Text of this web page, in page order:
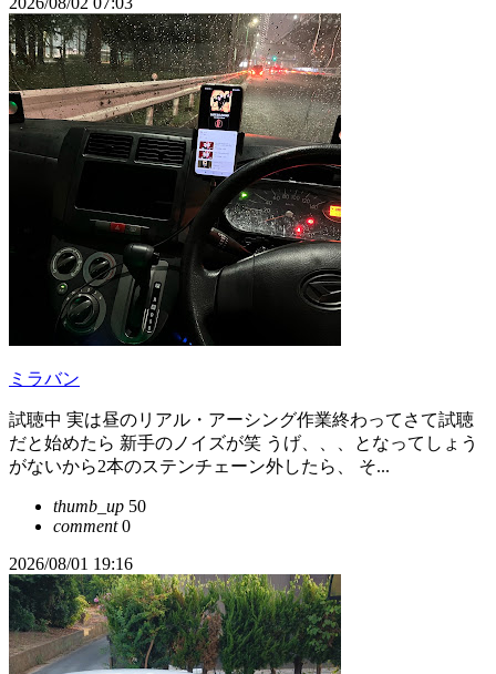
ミラバン
試聴中 実は昼のリアル・アーシング作業終わってさて試聴
だと始めたら 新手のノイズが笑 うげ、、、となってしょう
がないから2本のステンチェーン外したら、 そ...
thumb_up 50
comment0
2026/08/01 19:16